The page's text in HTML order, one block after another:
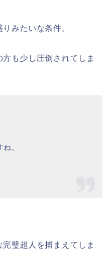
みたいな条件。
も少し圧倒されてしま
。
璧超人を捕まえてしま